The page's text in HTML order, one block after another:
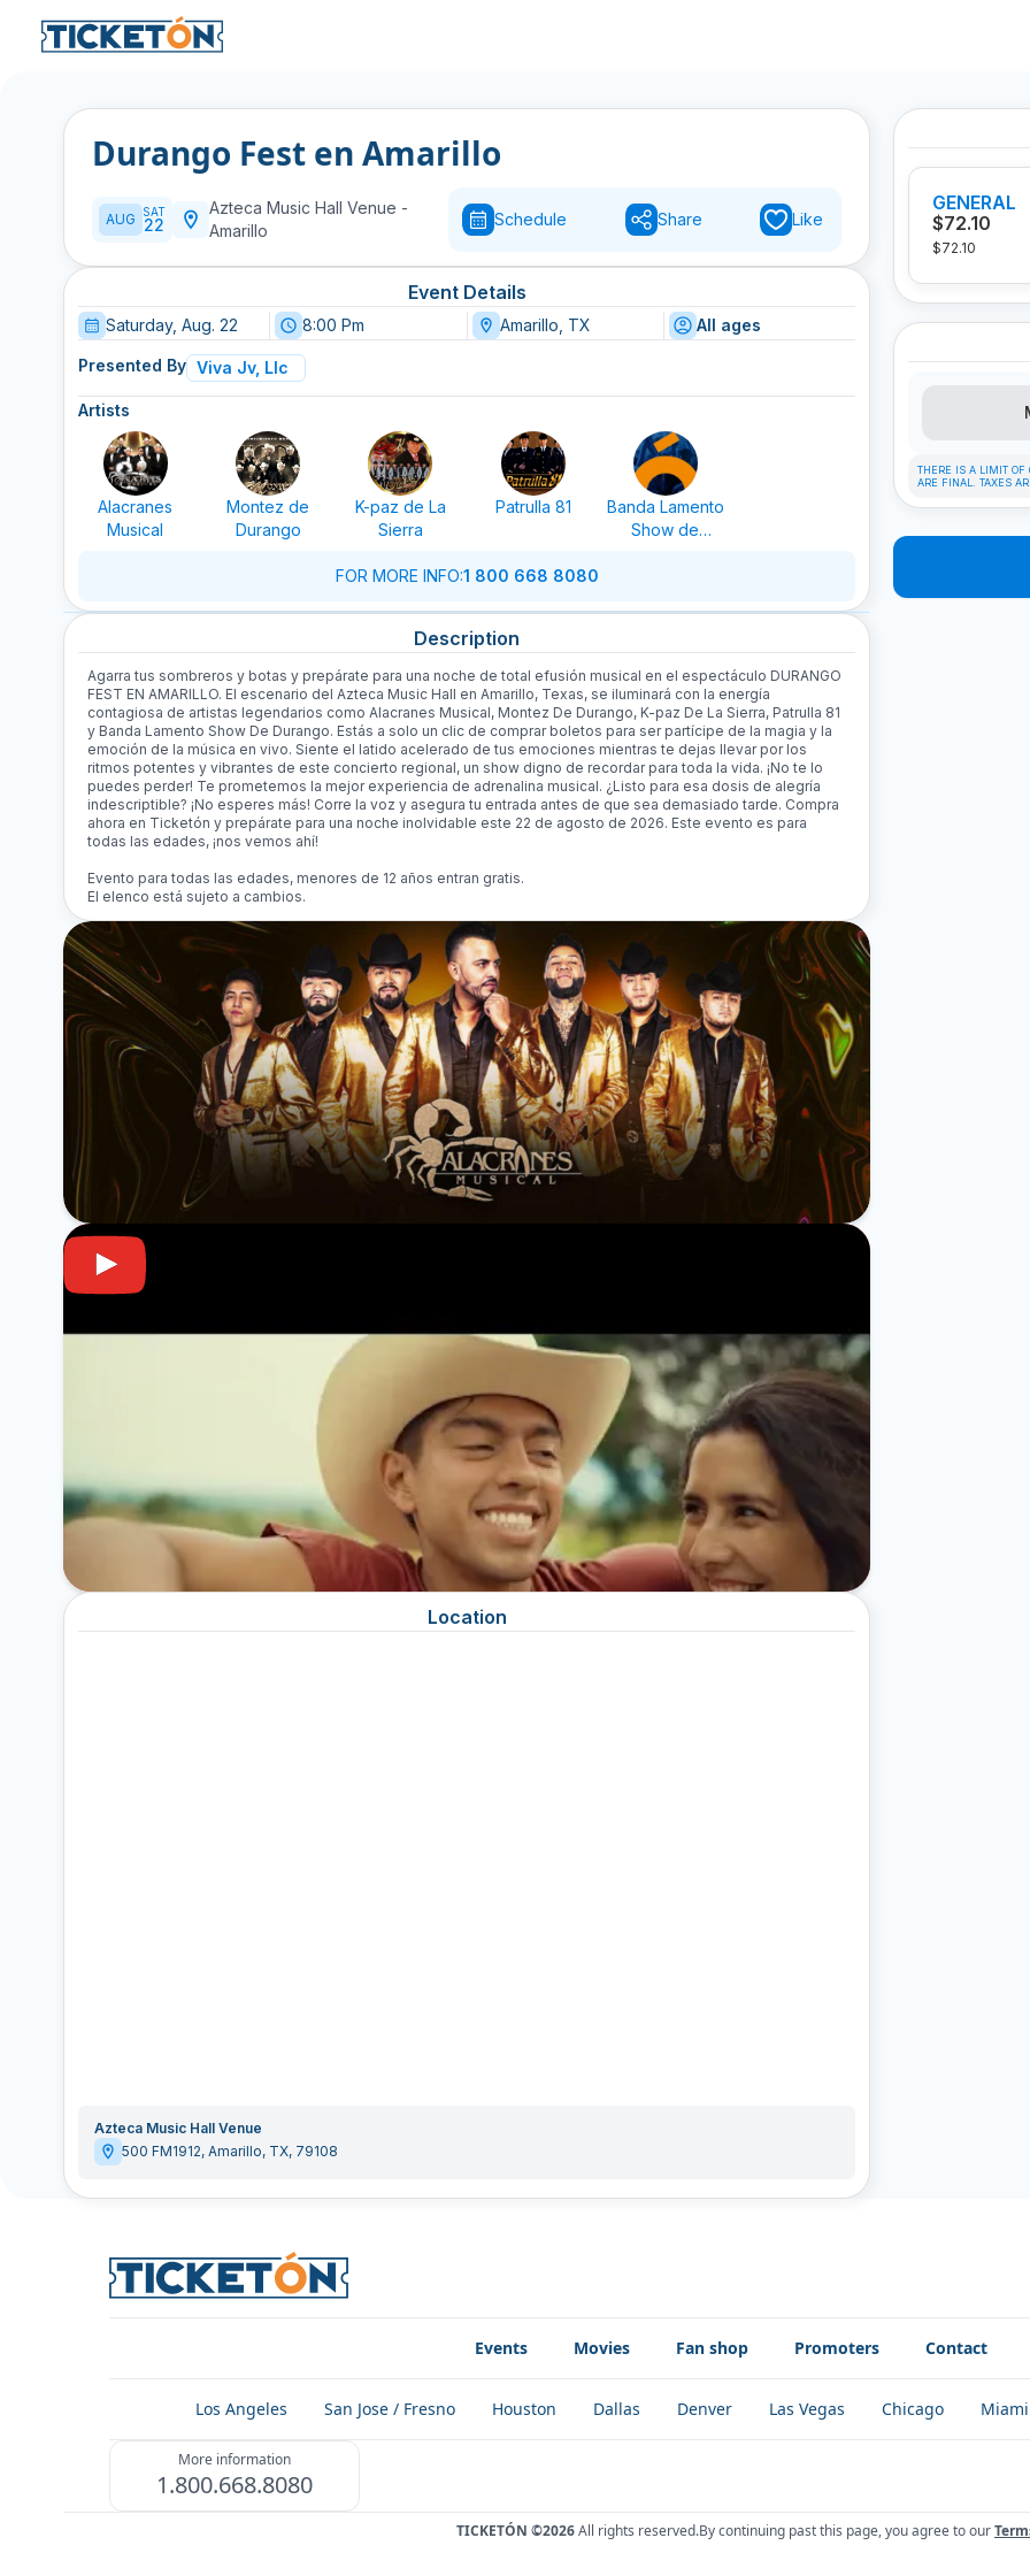
Durango Fest en Amarillo
AUG SAT
22
Azteca Music Hall Venue -
Amarillo
Schedule Share Like
Event Details
Saturday, Aug. 22 8:00 Pm Amarillo, TX All ages
Presented By Viva Jv, Llc
Artists
Alacranes
Musical
Montez de
Durango
K-paz de La
Sierra
Patrulla 81
Banda Lamento
Show de
FOR MORE INFO:1 800 668 8080
Description
Agarra tus sombreros y botas y prepárate para una noche de total efusión musical en el espectáculo DURANGO
FEST EN AMARILLO. El escenario del Azteca Music Hall en Amarillo, Texas, se iluminará con la energía
contagiosa de artistas legendarios como Alacranes Musical, Montez De Durango, K-paz De La Sierra, Patrulla 81
y Banda Lamento Show De Durango. Estás a solo un clic de comprar boletos para ser partícipe de la magia y la
emoción de la música en vivo. Siente el latido acelerado de tus emociones mientras te dejas llevar por los
ritmos potentes y vibrantes de este concierto regional, un show digno de recordar para toda la vida. ¡No te lo
puedes perder! Te prometemos la mejor experiencia de adrenalina musical. ¿Listo para esa dosis de alegría
indescriptible? ¡No esperes más! Corre la voz y asegura tu entrada antes de que sea demasiado tarde. Compra
ahora en Ticketón y prepárate para una noche inolvidable este 22 de agosto de 2026. Este evento es para
todas las edades, ¡nos vemos ahí!
Evento para todas las edades, menores de 12 años entran gratis.
El elenco está sujeto a cambios.
Location
Azteca Music Hall Venue
500 FM1912, Amarillo, TX, 79108
GENERAL
$72.10
$72.10
THERE IS A LIMIT OF
ARE FINAL. TAXES
Events Movies Fan shop Promoters Contact
Los Angeles San Jose / Fresno Houston Dallas Denver Las Vegas Chicago Miami
More information
1.800.668.8080
TICKETÓN ©2026All rights reserved.By continuing past this page, you agree to our